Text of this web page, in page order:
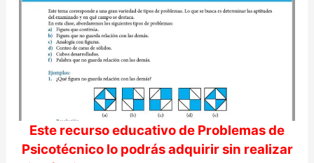
Este recurso educativo de Problemas de
Psicotécnicolo podrás adquirir sin realizar